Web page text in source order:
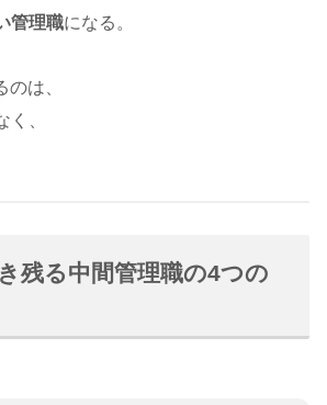
管理職になる。
は、
、
残る中間管理職の4つの